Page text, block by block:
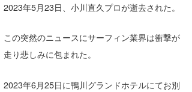
2023年5月23日、小川直久プロが逝去された。
この突然のニュースにサーフィン業界は衝撃が
走り悲しみに包まれた。
2023年6月25日に鴨川グランドホテルにてお別
mitsuteru Kamio
SURFMEDIA
波伝説アンバサダー/プロライダー